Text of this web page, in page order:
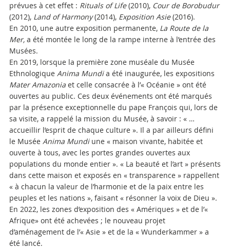
prévues à cet effet : Rituals of Life(2010), Cour de Borobudur
(2012), Land of Harmony(2014), Exposition Asie(2016).
En 2010, une autre exposition permanente, La Route de la
Mer,a été montée le long de la rampe interne à l’entrée des
Musées.
En 2019, lorsque la première zone muséale du Musée
Ethnologique Anima Mundia été inaugurée, les expositions
Mater Amazoniaet celle consacrée à l’« Océanie » ont été
ouvertes au public. Ces deux événements ont été marqués
par la présence exceptionnelle du pape François qui, lors de
sa visite, a rappelé la mission du Musée, à savoir : « …
accueillir l’esprit de chaque culture ». Il a par ailleurs défini
le Musée Anima Mundiune « maison vivante, habitée et
ouverte à tous, avec les portes grandes ouvertes aux
populations du monde entier ». « La beauté et l’art » présents
dans cette maison et exposés en « transparence » rappellent
« à chacun la valeur de l’harmonie et de la paix entre les
peuples et les nations », faisant « résonner la voix de Dieu ».
En 2022, les zones d’exposition des « Amériques » et de l’«
Afrique» ont été achevées ; le nouveau projet
d’aménagement de l’« Asie » et de la « Wunderkammer » a
été lancé.